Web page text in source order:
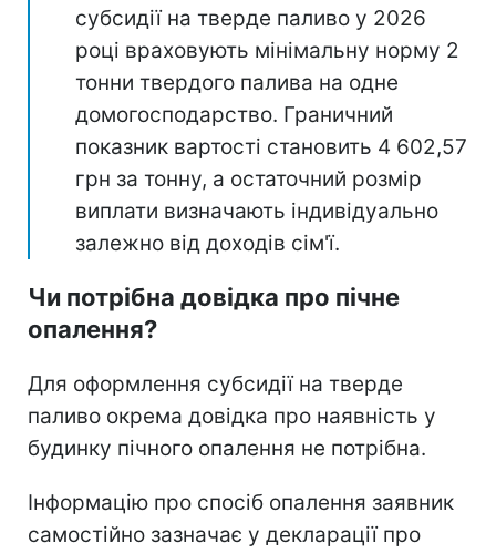
субсидії на тверде паливо у 2026
році враховують мінімальну норму 2
тонни твердого палива на одне
домогосподарство. Граничний
показник вартості становить 4 602,57
грн за тонну, а остаточний розмір
виплати визначають індивідуально
залежно від доходів сім'ї.
Чи потрібна довідка про пічне
опалення?
Для оформлення субсидії на тверде
паливо окрема довідка про наявність у
будинку пічного опалення не потрібна.
Інформацію про спосіб опалення заявник
самостійно зазначає у декларації про